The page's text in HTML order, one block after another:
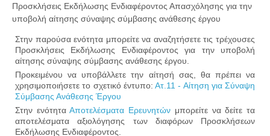
Προσκλήσεις Εκδήλωσης Ενδιαφέροντος Απασχόλησης για την
υποβολή αίτησης σύναψης σύμβασης ανάθεσης έργου
Στην παρούσα ενότητα μπορείτε να αναζητήσετε τις τρέχουσες
Προσκλήσεις Εκδήλωσης Ενδιαφέροντος για την υποβολή
αίτησης σύναψης σύμβασης ανάθεσης έργου.
Προκειμένου να υποβάλλετε την αίτησή σας, θα πρέπει να
χρησιμοποιήσετε το σχετικό έντυπο: Ατ.11 - Αίτηση για Σύναψη
Σύμβασης Ανάθεσης Έργου
Στην ενότηταΑποτελέσματα Ερευνητών μπορείτε να δείτε τα
αποτελέσματα αξιολόγησης των διαφόρων Προσκλήσεων
Εκδήλωσης Ενδιαφέροντος.